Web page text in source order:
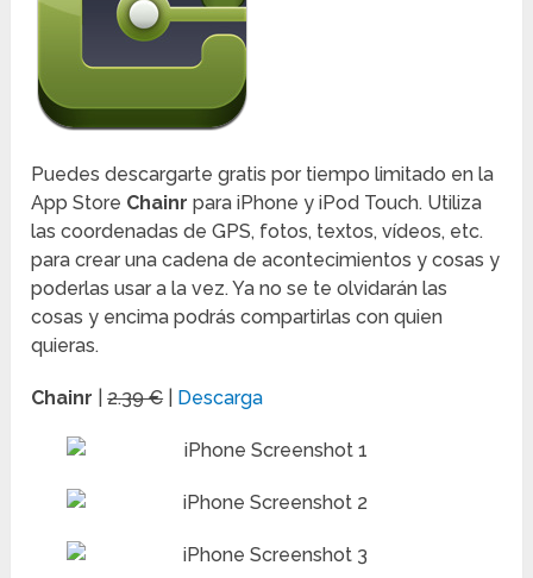
Puedes descargarte gratis por tiempo limitado en la
App Store Chainrpara iPhone y iPod Touch. Utiliza
las coordenadas de GPS, fotos, textos, vídeos, etc.
para crear una cadena de acontecimientos y cosas y
poderlas usar a la vez. Ya no se te olvidarán las
cosas y encima podrás compartirlas con quien
quieras.
Chainr |2.39 € Descarga